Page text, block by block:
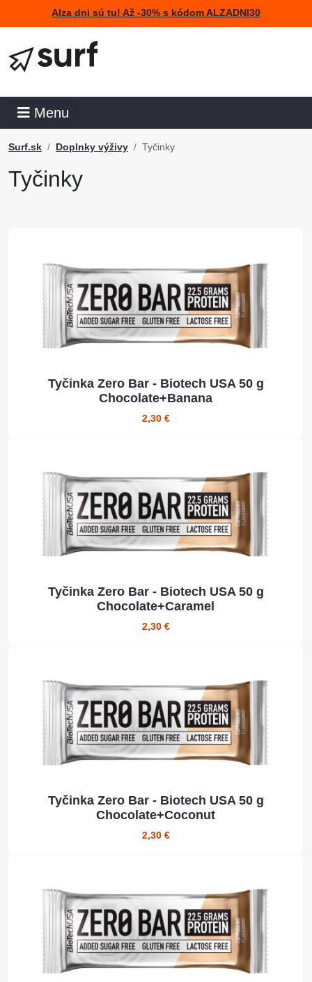
Alza dni sú tu! Až -30% s kódom ALZADNI30
Menu
Surf.sk Doplnky výživy Tyčinky
Tyčinky
Tyčinka Zero Bar - Biotech USA 50 g
Chocolate+Banana
2,30 €
Tyčinka Zero Bar - Biotech USA 50 g
Chocolate+Caramel
2,30 €
Tyčinka Zero Bar - Biotech USA 50 g
Chocolate+Coconut
2,30 €